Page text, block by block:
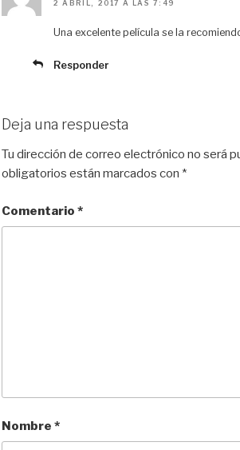
2 ABRIL, 2017 A LAS 7:49
Una excelente película se la
Responder
Deja una respuesta
Tu dirección de correo electrónico no será
obligatorios están marcados con *
Comentario *
Nombre *